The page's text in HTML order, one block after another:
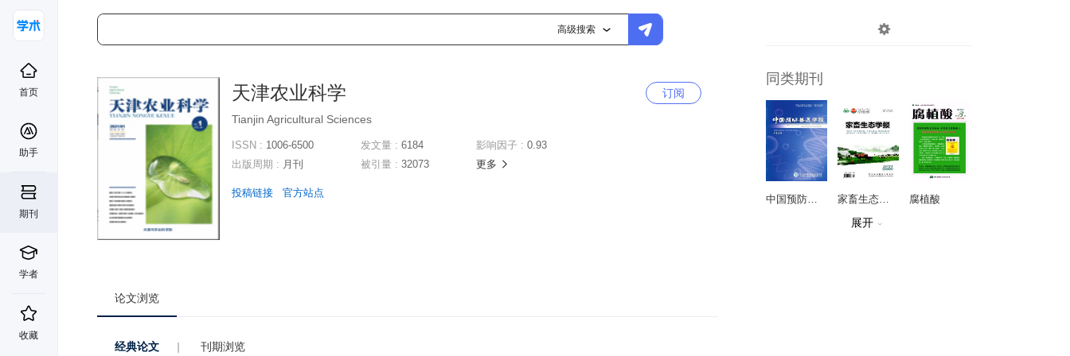
高级搜索 
首页
助手
期刊
学者
收藏
天津农业科学 订阅
Tianjin Agricultural Sciences
ISSN : 1006-6500
出版周期 : 月刊
发文量 : 6184
被引量 : 32073
影响因子 : 0.93
更多
投稿链接 官方站点
论文浏览
经典论文 | 刊期浏览
同类期刊
中国预防兽医学报 家畜生态学报 腐植酸
展开 